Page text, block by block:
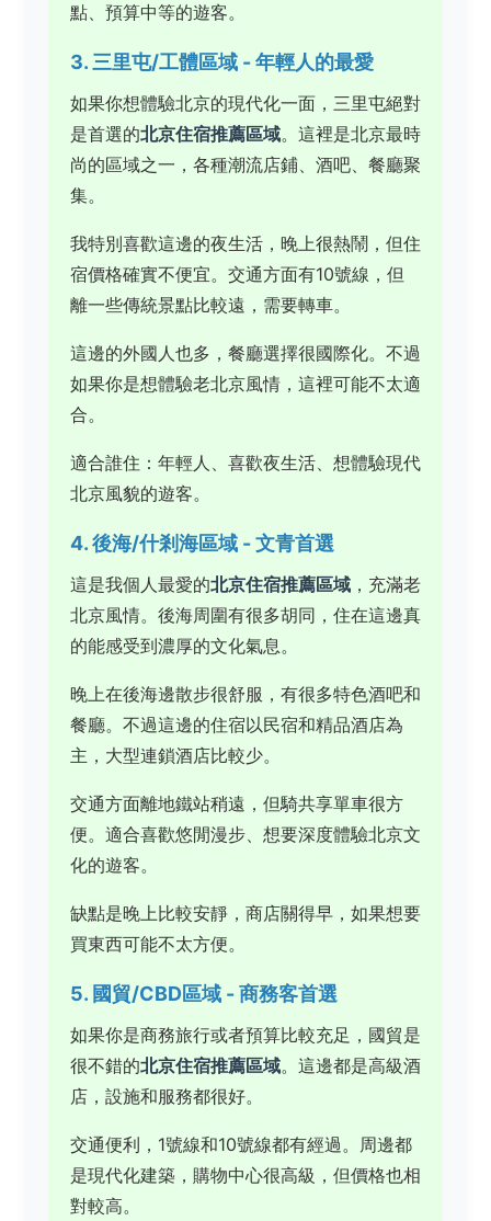
點、預算中等的遊客。
3. 三里屯/工體區域 - 年輕人的最愛
如果你想體驗北京的現代化一面，三里屯絕對
是首選的北京住宿推薦區域。這裡是北京最時
尚的區域之一，各種潮流店鋪、酒吧、餐廳聚
集。
我特別喜歡這邊的夜生活，晚上很熱鬧，但住
宿價格確實不便宜。交通方面有10號線，但
離一些傳統景點比較遠，需要轉車。
這邊的外國人也多，餐廳選擇很國際化。不過
如果你是想體驗老北京風情，這裡可能不太適
合。
適合誰住：年輕人、喜歡夜生活、想體驗現代
北京風貌的遊客。
4. 後海/什剎海區域 - 文青首選
這是我個人最愛的北京住宿推薦區域 ，充滿老
北京風情。後海周圍有很多胡同，住在這邊真
的能感受到濃厚的文化氣息。
晚上在後海邊散步很舒服，有很多特色酒吧和
餐廳。不過這邊的住宿以民宿和精品酒店為
主，大型連鎖酒店比較少。
交通方面離地鐵站稍遠，但騎共享單車很方
便。適合喜歡悠閒漫步、想要深度體驗北京文
化的遊客。
缺點是晚上比較安靜，商店關得早，如果想要
買東西可能不太方便。
5. 國貿/CBD區域 - 商務客首選
如果你是商務旅行或者預算比較充足，國貿是
很不錯的北京住宿推薦區域。這邊都是高級酒
店，設施和服務都很好。
交通便利，1號線和10號線都有經過。周邊都
是現代化建築，購物中心很高級，但價格也相
對較高。